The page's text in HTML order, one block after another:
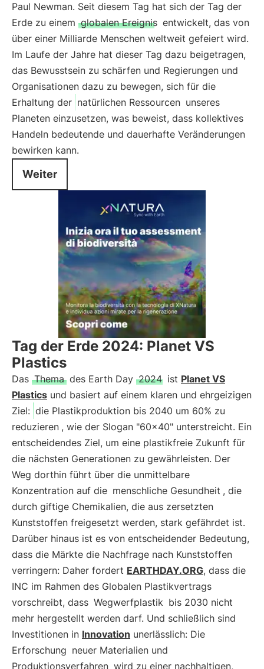
Paul Newman. Seit diesem Tag hat sich der Tag der
Erde zu einem globalen Ereignis entwickelt, das von
über einer Milliarde Menschen weltweit gefeiert wird.
Im Laufe der Jahre hat dieser Tag dazu beigetragen,
das Bewusstsein zu schärfen und Regierungen und
Organisationen dazu zu bewegen, sich für die
Erhaltung der natürlichen Ressourcen unseres
Planeten einzusetzen, was beweist, dass kollektives
Handeln bedeutende und dauerhafte Veränderungen
bewirken kann.
Weiter
Tag der Erde 2024: Planet VS
Plastics
Das Thema des Earth Day 2024 ist Planet VS
Plastics und basiert auf einem klaren und ehrgeizigen
Ziel: die Plastikproduktion bis 2040 um 60% zu
reduzieren , wie der Slogan "60×40" unterstreicht. Ein
entscheidendes Ziel, um eine plastikfreie Zukunft für
die nächsten Generationen zu gewährleisten. Der
Weg dorthin führt über die unmittelbare
Konzentration auf die menschliche Gesundheit , die
durch giftige Chemikalien, die aus zersetzten
Kunststoffen freigesetzt werden, stark gefährdet ist.
Darüber hinaus ist es von entscheidender Bedeutung,
dass die Märkte die Nachfrage nach Kunststoffen
verringern: Daher fordert EARTHDAY.ORG, dass die
INC im Rahmen des Globalen Plastikvertrags
vorschreibt, dass Wegwerfplastik bis 2030 nicht
mehr hergestellt werden darf. Und schließlich sind
Investitionen in Innovation unerlässlich: Die
Erforschung neuer Materialien und
Produktionsverfahren wird zu einer nachhaltigen,